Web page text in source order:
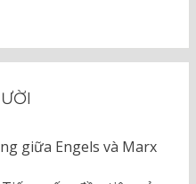
giữa Engels và Marx